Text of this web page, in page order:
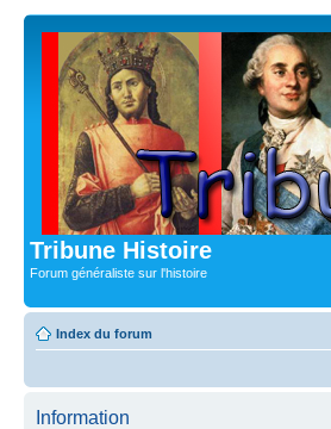
Tribune Histoire
Forum généraliste sur l'histoire
Index du forum
Information